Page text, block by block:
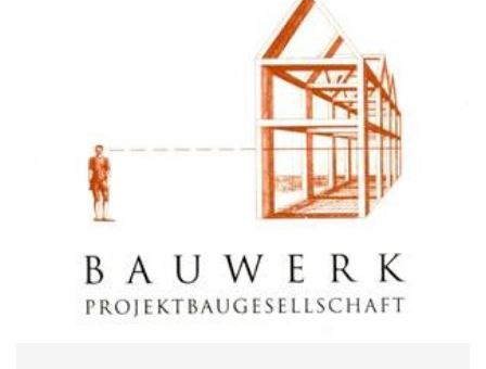
Mit der ich.app anmelden
Passwort vergessen und ändern
REGISTRIEREN
Neues Kundenkonto anlegen